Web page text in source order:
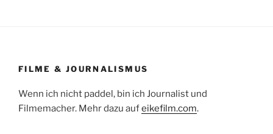
FILME & JOURNALISMUS
Wenn ich nicht paddel, bin ich Journalist und
Filmemacher. Mehr dazu aufeikefilm.com.